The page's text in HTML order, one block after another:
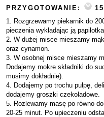
PRZYGOTOWANIE:
1. Rozgrzewamy piekarnik do
pieczenia wykładając ją
2. W dużej misce mieszamy
oraz cynamon.
3. W osobnej misce mieszamy
Dodajemy mokre składniki do
musimy dokładnie).
4. Dodajemy po trochu pulpę,
dodajemy groszki czekoladowe.
5. Rozlewamy masę po równo
20-25 minut. Po upieczeniu